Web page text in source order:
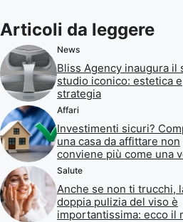
Articoli da leggere
News
Bliss Agency inaugura il
studio iconico: estetica e
strategia
Affari
Investimenti sicuri?
una casa da affittare non
conviene più come una
Salute
Anche se non ti trucchi,
doppia pulizia del viso è
importantissima: ecco il